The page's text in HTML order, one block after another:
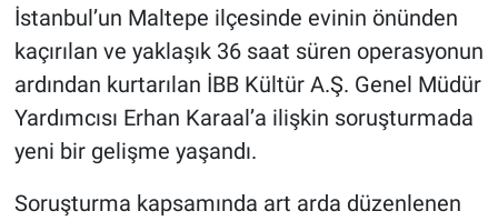
İstanbul’un Maltepe ilçesinde evinin önünden
kaçırılan ve yaklaşık 36 saat süren operasyonun
ardından kurtarılan İBB Kültür A.Ş. Genel Müdür
Yardımcısı Erhan Karaal’a ilişkin soruşturmada
yeni bir gelişme yaşandı.
Soruşturma kapsamında art arda düzenlenen